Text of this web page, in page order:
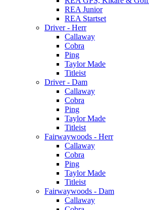
REA Junior
REA Startset
Driver - Herr
Callaway
Cobra
Ping
Taylor Made
Titleist
Driver - Dam
Callaway
Cobra
Ping
Taylor Made
Titleist
Fairwaywoods - Herr
Callaway
Cobra
Ping
Taylor Made
Titleist
Fairwaywoods - Dam
Callaway